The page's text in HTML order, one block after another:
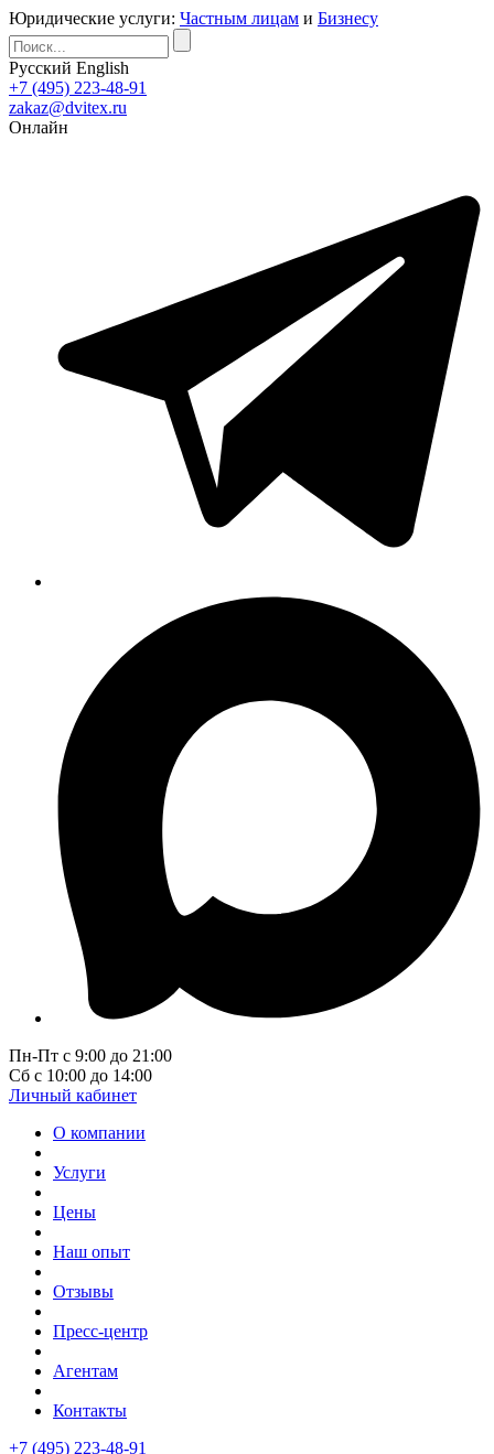
Юридические услуги: Частным лицам и Бизнесу
Русский English
+7 (495) 223-48-91
zakaz@dvitex.ru
Онлайн
Пн-Пт с 9:00 до 21:00
Сб с 10:00 до 14:00
Личный кабинет
О компании
Услуги
Цены
Наш опыт
Отзывы
Пресс-центр
Агентам
Контакты
+7 (495) 223-48-91